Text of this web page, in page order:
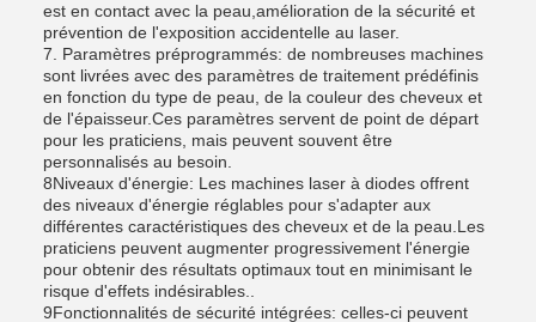
est en contact avec la peau,amélioration de la sécurité et
prévention de l'exposition accidentelle au laser.
7. Paramètres préprogrammés: de nombreuses machines
sont livrées avec des paramètres de traitement prédéfinis
en fonction du type de peau, de la couleur des cheveux et
de l'épaisseur.Ces paramètres servent de point de départ
pour les praticiens, mais peuvent souvent être
personnalisés au besoin.
8Niveaux d'énergie: Les machines laser à diodes offrent
des niveaux d'énergie réglables pour s'adapter aux
différentes caractéristiques des cheveux et de la peau.Les
praticiens peuvent augmenter progressivement l'énergie
pour obtenir des résultats optimaux tout en minimisant le
risque d'effets indésirables..
9Fonctionnalités de sécurité intégrées: celles-ci peuvent